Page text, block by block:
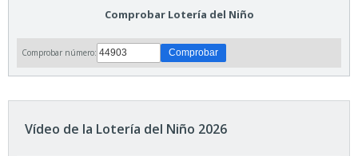
Comprobar Lotería del Niño
Comprobar número:
Vídeo de la Lotería del Niño 2026